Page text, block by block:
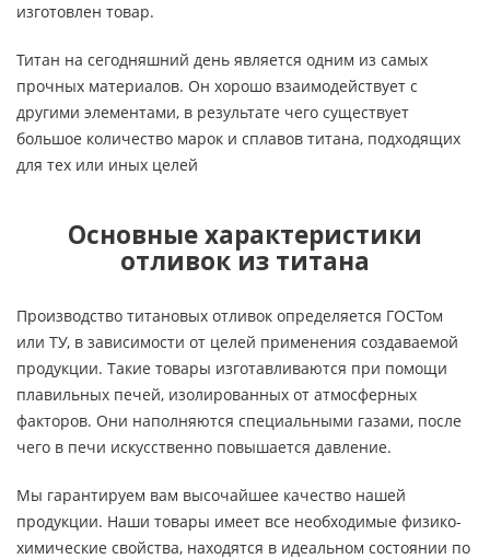
изготовлен товар.
Титан на сегодняшний день является одним из самых
прочных материалов. Он хорошо взаимодействует с
другими элементами, в результате чего существует
большое количество марок и сплавов титана, подходящих
для тех или иных целей
Основные характеристики
отливок из титана
Производство титановых отливок определяется ГОСТом
или ТУ, в зависимости от целей применения создаваемой
продукции. Такие товары изготавливаются при помощи
плавильных печей, изолированных от атмосферных
факторов. Они наполняются специальными газами, после
чего в печи искусственно повышается давление.
Мы гарантируем вам высочайшее качество нашей
продукции. Наши товары имеет все необходимые физико-
химические свойства, находятся в идеальном состоянии по